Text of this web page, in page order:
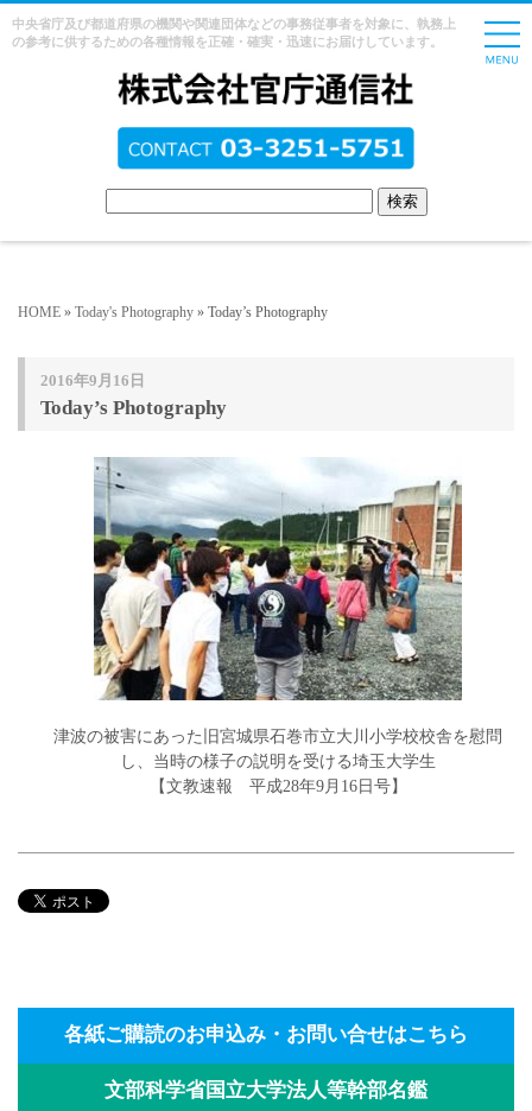
中央省庁及び都道府県の機関や関連団体などの事務従事者を対象に、執務上
の参考に供するための各種情報を正確・確実・迅速にお届けしています。
HOME » Today's Photography » Today’s Photography
2016年9月16日
Today’s Photography
津波の被害にあった旧宮城県石巻市立大川小学校校舎を慰問
し、当時の様子の説明を受ける埼玉大学生
【文教速報 平成28年9月16日号】
各紙ご購読のお申込み・お問い合せはこちら
文部科学省国立大学法人等幹部名鑑